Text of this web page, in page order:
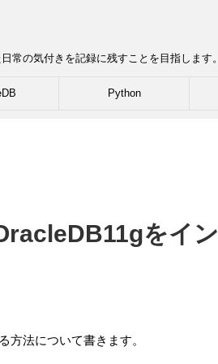
常の気付きを記録に残すことを目指します。
Python
をイン
方法について書きます。